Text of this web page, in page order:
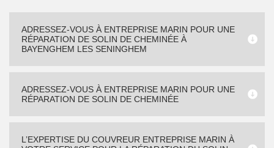
ADRESSEZ-VOUS À ENTREPRISE MARIN POUR UNE
RÉPARATION DE SOLIN DE CHEMINÉE À
BAYENGHEM LES SENINGHEM
ADRESSEZ-VOUS À ENTREPRISE MARIN POUR UNE
RÉPARATION DE SOLIN DE CHEMINÉE
L’EXPERTISE DU COUVREUR ENTREPRISE MARIN À